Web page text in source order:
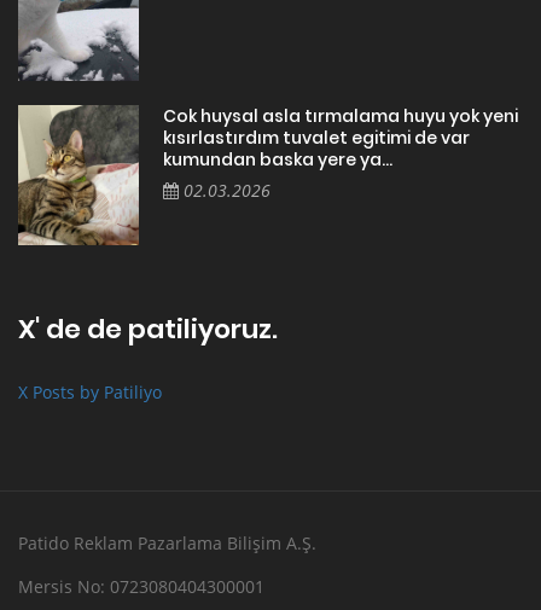
Cok huysal asla tırmalama huyu yok yeni
kısırlastırdım tuvalet egitimi de var
kumundan baska yere ya...
02.03.2026
X' de de patiliyoruz.
X Posts by Patiliyo
Patido Reklam Pazarlama Bilişim A.Ş.
Mersis No: 0723080404300001